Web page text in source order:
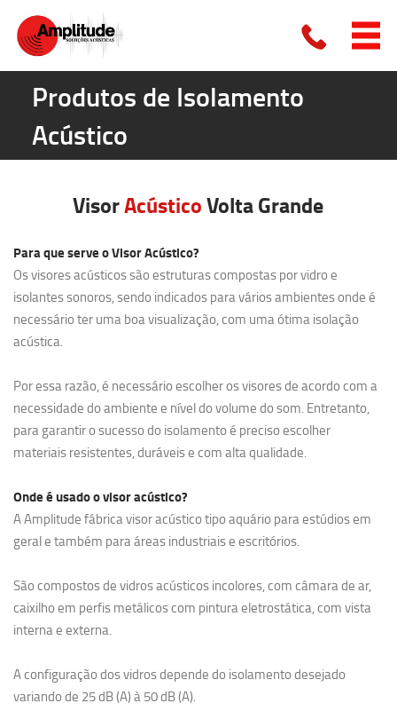
Produtos de Isolamento
Acústico
VisorAcústicoVolta Grande
Para que serve o Visor Acústico?
Os visores acústicos são estruturas compostas por vidro e
isolantes sonoros, sendo indicados para vários ambientes onde é
necessário ter uma boa visualização, com uma ótima isolação
acústica.
Por essa razão, é necessário escolher os visores de acordo com a
necessidade do ambiente e nível do volume do som. Entretanto,
para garantir o sucesso do isolamento é preciso escolher
materiais resistentes, duráveis e com alta qualidade.
Onde é usado o visor acústico?
A Amplitude fábrica visor acústico tipo aquário para estúdios em
geral e também para áreas industriais e escritórios.
São compostos de vidros acústicos incolores, com câmara de ar,
caixilho em perfis metálicos com pintura eletrostática, com vista
interna e externa.
A configuração dos vidros depende do isolamento desejado
variando de 25 dB (A) à 50 dB (A).